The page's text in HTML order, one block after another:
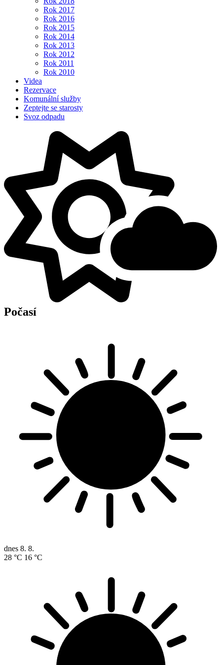
Rok 2017
Rok 2016
Rok 2015
Rok 2014
Rok 2013
Rok 2012
Rok 2011
Rok 2010
Videa
Rezervace
Komunální služby
Zeptejte se starosty
Svoz odpadu
Počasí
dnes 8. 8.
28 °C 16 °C